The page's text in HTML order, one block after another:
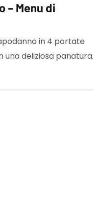
– Menu di
in 4 portate
una deliziosa panatura.